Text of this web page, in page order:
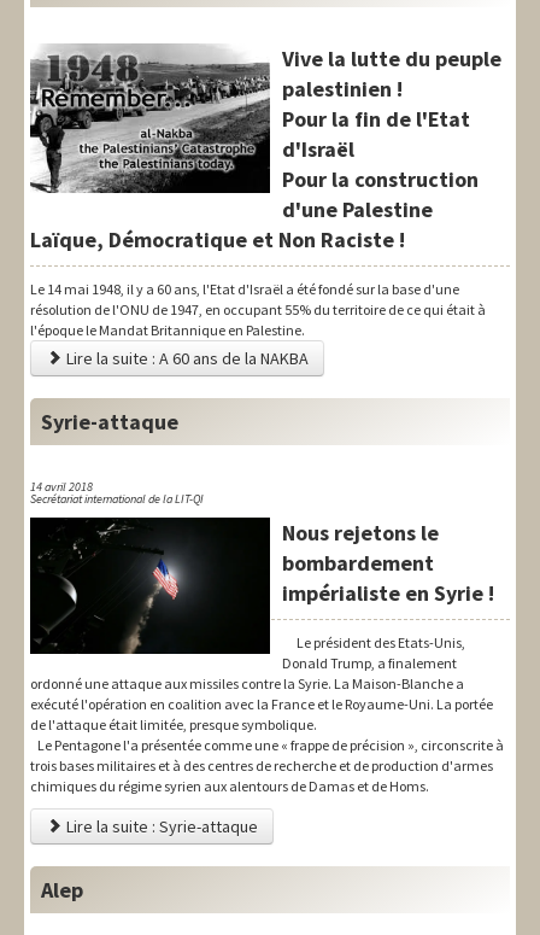
Vive la lutte du peuple
palestinien !
Pour la fin de l'Etat
d'Israël
Pour la construction
d'une Palestine
Laïque, Démocratique et Non Raciste !
Le 14 mai 1948, il y a 60 ans, l'Etat d'Israël a été fondé sur la base d'une
résolution de l'ONU de 1947, en occupant 55% du territoire de ce qui était à
l'époque le Mandat Britannique en Palestine.
Lire la suite : A 60 ans de la NAKBA
Syrie-attaque
14 avril 2018
Secrétariat international de la LIT-QI
Nous rejetons le
bombardement
impérialiste en Syrie !
Le président des Etats-Unis,
Donald Trump, a finalement
ordonné une attaque aux missiles contre la Syrie. La Maison-Blanche a
exécuté l'opération en coalition avec la France et le Royaume-Uni. La portée
de l'attaque était limitée, presque symbolique.
Le Pentagone l'a présentée comme une « frappe de précision », circonscrite à
trois bases militaires et à des centres de recherche et de production d'armes
chimiques du régime syrien aux alentours de Damas et de Homs.
Lire la suite : Syrie-attaque
Alep